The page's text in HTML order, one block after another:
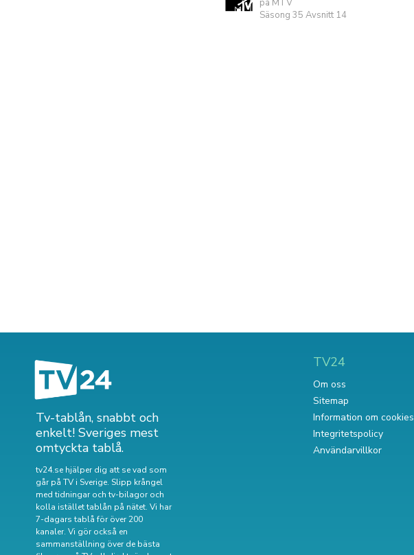
på MTV
Säsong 35 Avsnitt 14
Tv-tablån, snabbt och
enkelt! Sveriges mest
omtyckta tablå.
tv24.se hjälper dig att se vad som
går på TV i Sverige. Slipp krångel
med tidningar och tv-bilagor och
kolla istället tablån på nätet. Vi har
7-dagars tablå för över 200
kanaler. Vi gör också en
sammanställning överde bästa
TV24
Om oss
Sitemap
Information om cookies
Integritetspolicy
Användarvillkor